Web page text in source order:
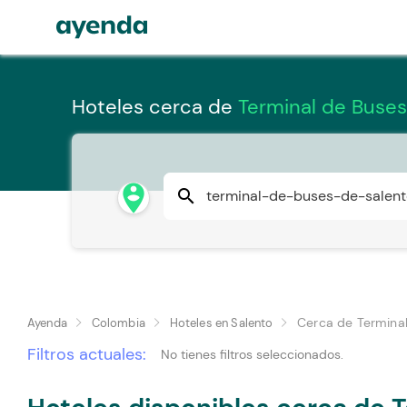
Hoteles cerca de Terminal de
person_pin_circle search
Ayenda Colombia Hoteles en Salento Cerca de
Filtros actuales: No tienes filtros seleccionados.